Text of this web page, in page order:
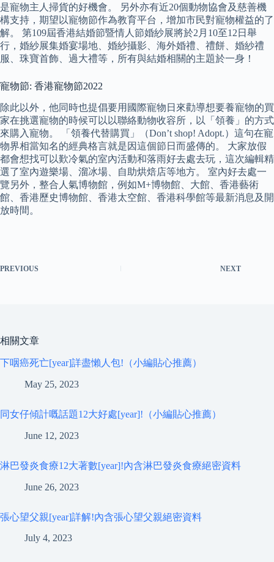
是寵物主人掃貨的好機會。 另外亦有近20個動物協會及慈善機
構支持，期望以寵物節作為教育平台，增加市民對寵物權益的了
解。 第109屆香港結婚節暨情人節婚紗展將於2月10至12日舉
行，婚紗展集婚宴場地、婚紗攝影、海外婚禮、禮餅、婚紗禮
服、珠寶首飾、過大禮等，所有與結婚相關的主題於一身！
寵物節: 香港寵物節2022
除此以外，他同時也提倡要用國際寵物日來勸導想要養寵物的買
家在挑選寵物的時候可以以聯絡動物收容所，以「領養」的方式
來購入寵物。 「領養代替購買」（Don’t shop! Adopt.）這句在寵
物界相當知名的經典格言就是因這個節日而盛傳的。 大家放假
都會想找可以歎冷氣的室內活動和落雨好去處去玩，這次編輯精
選了室內遊樂場、溜冰場、自助烘焙店等地方。 室內好去處一
覽另外，整合人氣博物館，例如M+博物館、大館、香港藝術
館、香港歷史博物館、香港太空館、香港科學館等最新消息及開
放時間。
PREVIOUS NEXT
相關文章
下咽癌死亡[year]詳盡懶人包!（小編貼心推薦）
May 25, 2023
同女仔傾計嘅話題12大好處[year]!（小編貼心推薦）
June 12, 2023
淋巴發炎食療12大著數[year]!內含淋巴發炎食療絕密資料
June 26, 2023
張心望父親[year]詳解!內含張心望父親絕密資料
July 4, 2023